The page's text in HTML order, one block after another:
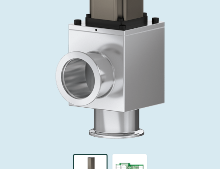
バキュームチェックバルブ
緊急遮断/ビームストッパーバルブ
真空オールメタルバルブ
真空トランスファーバルブ
真空マルチバルブユニット